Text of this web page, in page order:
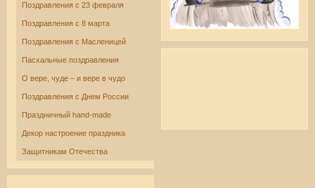
Поздравления с 23 февраля
Поздравления с 8 марта
Поздравления с Масленицей
Пасхальные поздравления
О вере, чуде – и вере в чудо
Поздравления с Днем России
Праздничный hand-made
Декор настроение праздника
Защитникам Отечества